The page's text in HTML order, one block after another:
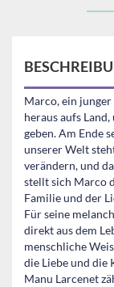
Marco, ein
heraus aufs
geben. Am Ende
unserer Welt
verändern, und
stellt sich Marco
Familie und der
Für seine
direkt aus dem
menschliche
die Liebe und die
Manu Larcenet